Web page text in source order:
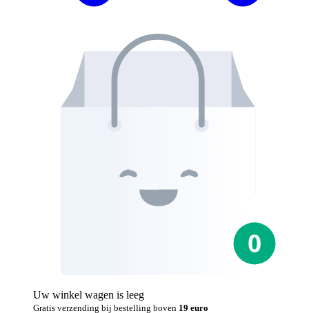
Uw winkel wagen is leeg
Gratis verzending bij bestelling boven 19 euro